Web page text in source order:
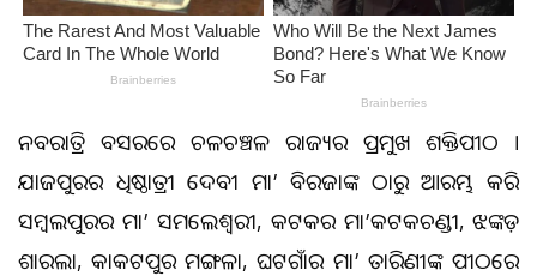
ନବରାତ୍ରି ଅବସରରେ ଚଳଚଞ୍ଚଳ ରାଜ୍ୟର ପ୍ରମୁଖ ଶକ୍ତିପୀଠ ।
ଯାଜପୁରର ଅଧିଷ୍ଠାତ୍ରୀ ଦେବୀ ମା’ ବିରଜାଙ୍କ ଠାରୁ ଆରମ୍ଭ କରି
ସମ୍ବଲପୁରର ମା’ ସମଲେଶ୍ବରୀ, କଟକର ମା’କଟକଚଣ୍ଡୀ, ଝଙ୍କଡ଼
ଶାରଲା, କାକଟପୁର ମଙ୍ଗଳା, ଘଟଗାଁର ମା’ ତାରିଣୀଙ୍କ ପୀଠରେ